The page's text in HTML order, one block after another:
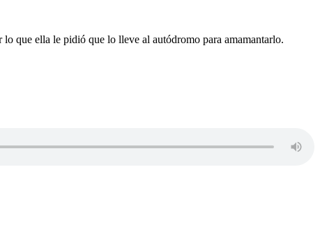
lo que ella le pidió que lo lleve al autódromo para amamantarlo.